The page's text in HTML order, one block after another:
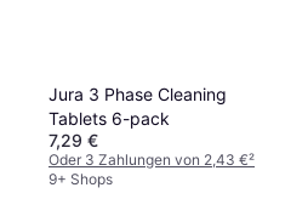
Jura 3 Phase Cleaning
Tablets 6-pack
7,29 €
Oder 3 Zahlungen von 2,43 €²
9+ Shops